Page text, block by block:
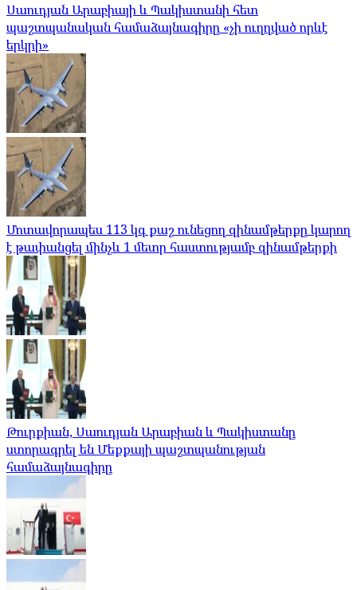
Սաուդյան Արաբիայի և Պակիստանի հետ
պաշտպանական համաձայնագիրը «չի ուղղված որևէ
երկրի»
Մոտավորապես 113 կգ քաշ ունեցող զինամթերքը կարող
է թափանցել մինչև 1 մետր հաստությամբ զինամթերքի
Թուրքիան, Սաուդյան Արաբիան և Պակիստանը
ստորագրել են Մեքքայի պաշտպանության
համաձայնագիրը